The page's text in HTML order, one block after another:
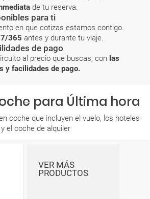
de tu reserva.
para ti
en que cotizas estamos contigo.
365 antes y durante tu viaje.
de pago
al precio que buscas, con las
y facilidades de pago.
para Última hora
coche que incluyen el vuelo, los hoteles
y el coche de alquiler
VER MÁS
PRODUCTOS